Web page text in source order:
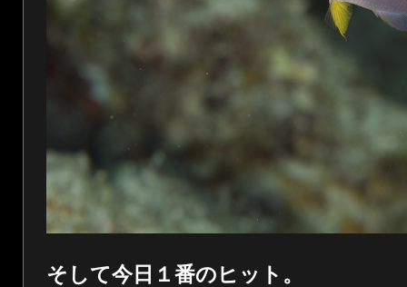
そして今日１番のヒット。